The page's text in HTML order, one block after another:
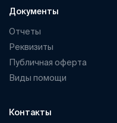
Документы
Отчеты
Реквизиты
Публичная оферта
Виды помощи
Контакты